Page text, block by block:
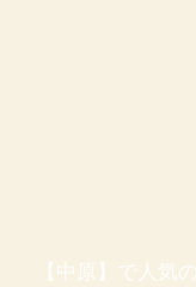
【中原】で人気